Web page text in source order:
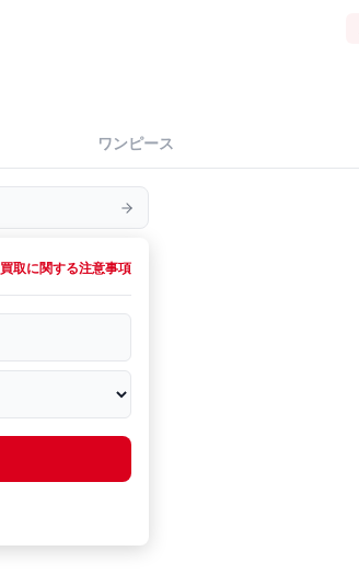
ワンピース
買取に関する注意事項